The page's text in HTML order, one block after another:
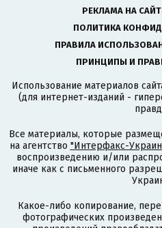
РЕКЛАМА НА
ПОЛИТИКА
ПРАВИЛА
ПРИНЦИПЫ И
Использование материалов
(для интернет-изданий -
Все материалы, которые
на агентство "Интерфакс-
воспроизведению и/или
иначе как с письменного
Какое-либо копирование,
фотографических